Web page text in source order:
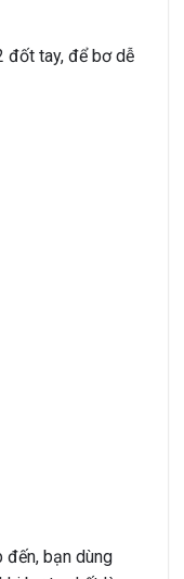
đốt tay, để bơ dễ
đến, bạn dùng